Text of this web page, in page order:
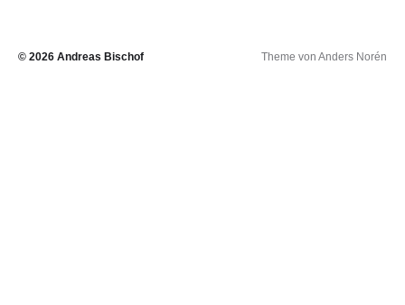
© 2026 Andreas Bischof Theme von Anders Norén